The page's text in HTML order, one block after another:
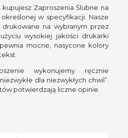
Zaproszenia Ślubne na
w specyfikacji. Nasze
drukowane na wybranym przez
wysokiej jakości drukarki
mocne, nasycone kolory
wykonujemy ręcznie
dla niezwykłych chwil”.
potwierdzają liczne opinie.